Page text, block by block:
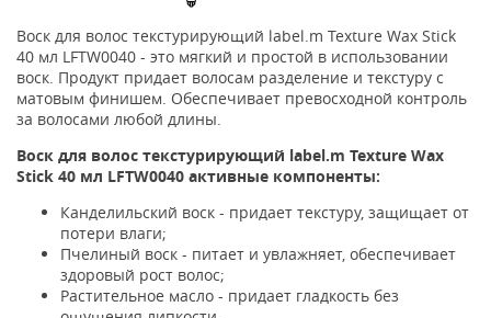
Воск для волос текстурирующий label.m Texture Wax Stick
40 мл LFTW0040 - это мягкий и простой в использовании
воск. Продукт придает волосам разделение и текстуру с
матовым финишем. Обеспечивает превосходной контроль
за волосами любой длины.
Воск для волос текстурирующий label.m Texture Wax
Stick 40 мл LFTW0040 активные компоненты:
Канделильский воск - придает текстуру, защищает от
потери влаги;
Пчелиный воск - питает и увлажняет, обеспечивает
здоровый рост волос;
Растительное масло - придает гладкость без